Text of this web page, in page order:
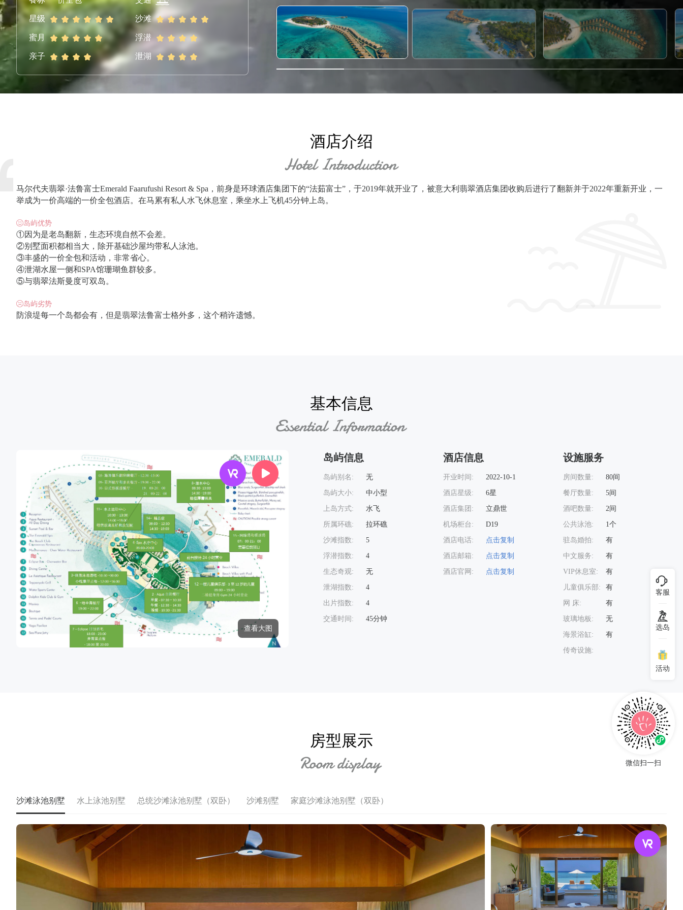
星级 沙滩
蜜月 浮潜
亲子 泄湖
酒店介绍
马尔代夫翡翠·法鲁富士Emerald Faarufushi Resort & Spa，前身是环球酒店集团下的“法茹富士”，于2019年就开业了，被意大利翡翠酒店集团收购后进行了翻新并于2022年重新开业，一
举成为一价高端的一价全包酒店。在马累有私人水飞休息室，乘坐水上飞机45分钟上岛。
岛屿优势
①因为是老岛翻新，生态环境自然不会差。
②别墅面积都相当大，除开基础沙屋均带私人泳池。
③丰盛的一价全包和活动，非常省心。
④泄湖水屋一侧和SPA馆珊瑚鱼群较多。
⑤与翡翠法斯曼度可双岛。
岛屿劣势
防浪堤每一个岛都会有，但是翡翠法鲁富士格外多，这个稍许遗憾。
基本信息
查看大图
岛屿信息
岛屿别名: 无
岛屿大小: 中小型
上岛方式: 水飞
所属环礁: 拉环礁
沙滩指数: 5
浮潜指数: 4
生态奇观: 无
泄湖指数: 4
出片指数: 4
交通时间: 45分钟
酒店信息
开业时间: 2022-10-1
酒店星级: 6星
酒店集团: 立鼎世
机场柜台: D19
酒店电话: 点击复制
酒店邮箱: 点击复制
酒店官网: 点击复制
设施服务
房间数量: 80间
餐厅数量: 5间
酒吧数量: 2间
公共泳池: 1个
驻岛婚拍: 有
中文服务: 有
VIP休息室: 有
儿童俱乐部: 有
网 床: 有
玻璃地板: 无
海景浴缸: 有
传奇设施:
房型展示
沙滩泳池别墅 水上泳池别墅 总统沙滩泳池别墅（双卧） 沙滩别墅 家庭沙滩泳池别墅（双卧）
客服
选岛
活动
微信扫一扫